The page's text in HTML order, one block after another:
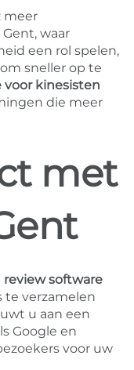
meer
waar
een rol spelen,
sneller op te
voor kinesisten
die meer
met
review software
te verzamelen
u aan een
Google en
voor uw